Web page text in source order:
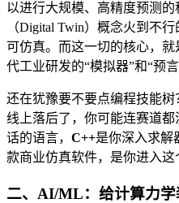
以进行大规模、高精度预测
（Digital Twin）概念火到不
可仿真。而这一切的核心，就
代工业研发的“模拟器”和“预言
还在犹豫要不要点编程技能
线上落后了，你可能连赛道
话的语言， C++是你深入求解
款商业仿真软件，是你进入这
二、AI/ML：给计算力